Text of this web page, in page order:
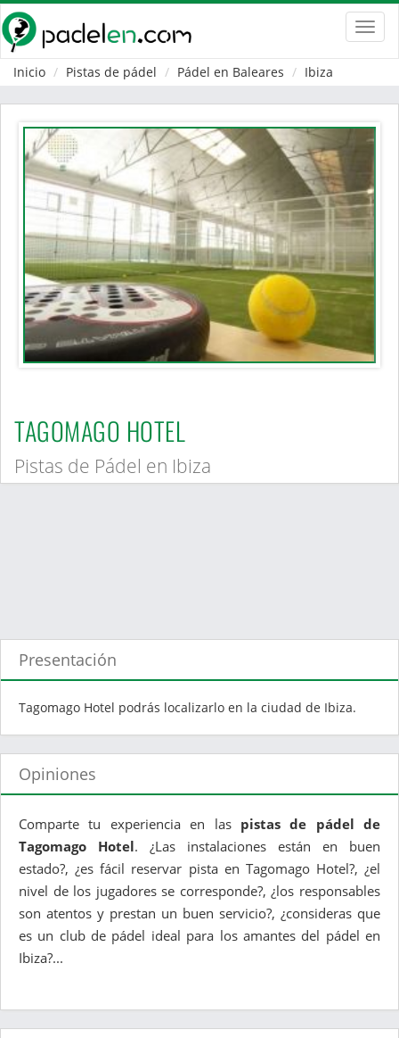
Inicio
Pistas de pádel Pádel en Baleares Ibiza
TAGOMAGO HOTEL
Pistas de Pádel en Ibiza
Presentación
Tagomago Hotel podrás localizarlo en la ciudad de Ibiza.
Opiniones
Comparte tu experiencia en las pistas de pádel de
Tagomago Hotel. ¿Las instalaciones están en buen
estado?, ¿es fácil reservar pista en Tagomago Hotel?, ¿el
nivel de los jugadores se corresponde?, ¿los responsables
son atentos y prestan un buen servicio?, ¿consideras que
es un club de pádel ideal para los amantes del pádel en
Ibiza?...